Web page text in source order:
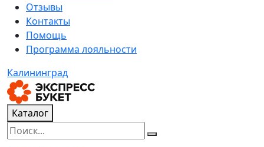
Отзывы
Контакты
Помощь
Программа лояльности
Калининград
Каталог